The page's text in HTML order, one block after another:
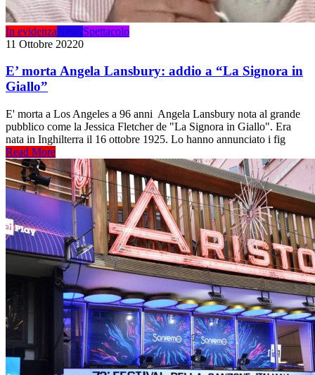
In evidenzaNewsSpettacolo
11 Ottobre 20220
E’ morta Angela Lansbury: addio a “La Signora in
Giallo”
E' morta a Los Angeles a 96 anni Angela Lansbury nota al grande
pubblico come la Jessica Fletcher de "La Signora in Giallo". Era
nata in Inghilterra il 16 ottobre 1925. Lo hanno annunciato i fig
Read More